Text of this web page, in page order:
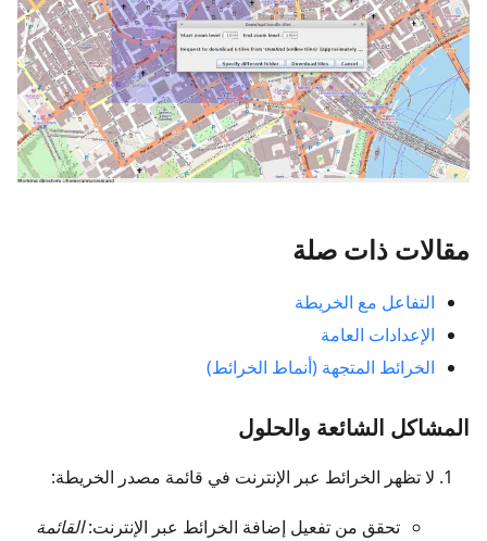
مقالات ذات صلة
التفاعل مع الخريطة
الإعدادات العامة
الخرائط المتجهة (أنماط الخرائط)
المشاكل الشائعة والحلول
لا تظهر الخرائط عبر الإنترنت في قائمة مصدر الخريطة:
تحقق من تفعيل إضافة الخرائط عبر الإنترنت:القائمة